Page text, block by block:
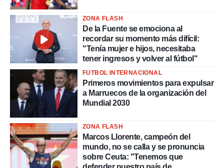
ZONA FLASH
De la Fuente se emociona al
recordar su momento más difícil:
"Tenía mujer e hijos, necesitaba
tener ingresos y volver al fútbol"
FÚTBOL INTERNACIONAL
Primeros movimientos para expulsar
a Marruecos de la organización del
Mundial 2030
ZONA FLASH
Marcos Llorente, campeón del
mundo, no se calla y se pronuncia
sobre Ceuta: "Tenemos que